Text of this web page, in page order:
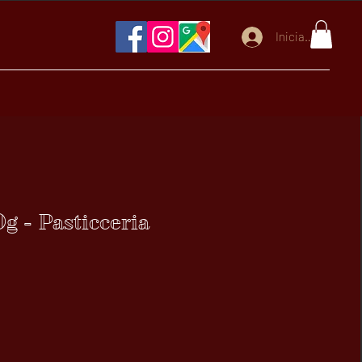
Iniciar sesión
- Pasticceria